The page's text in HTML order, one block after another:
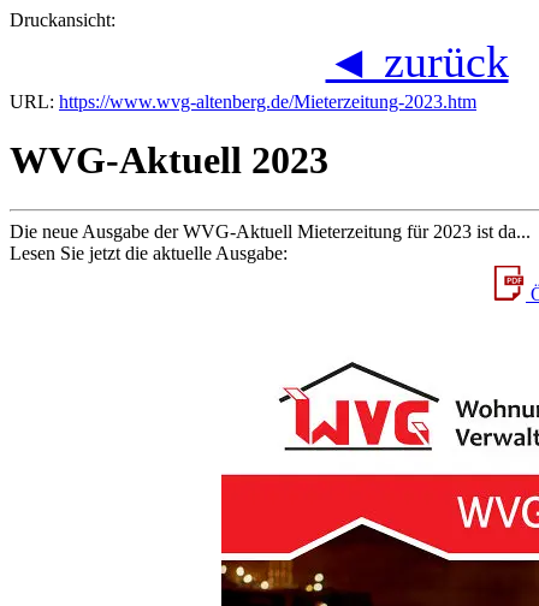
Druckansicht:
◄ zurück
URL: https://www.wvg-altenberg.de/Mieterzeitung-2023.htm
WVG-Aktuell 2023
Die neue Ausgabe der WVG-Aktuell Mieterzeitung für 2023 ist da...
Lesen Sie jetzt die aktuelle Ausgabe: